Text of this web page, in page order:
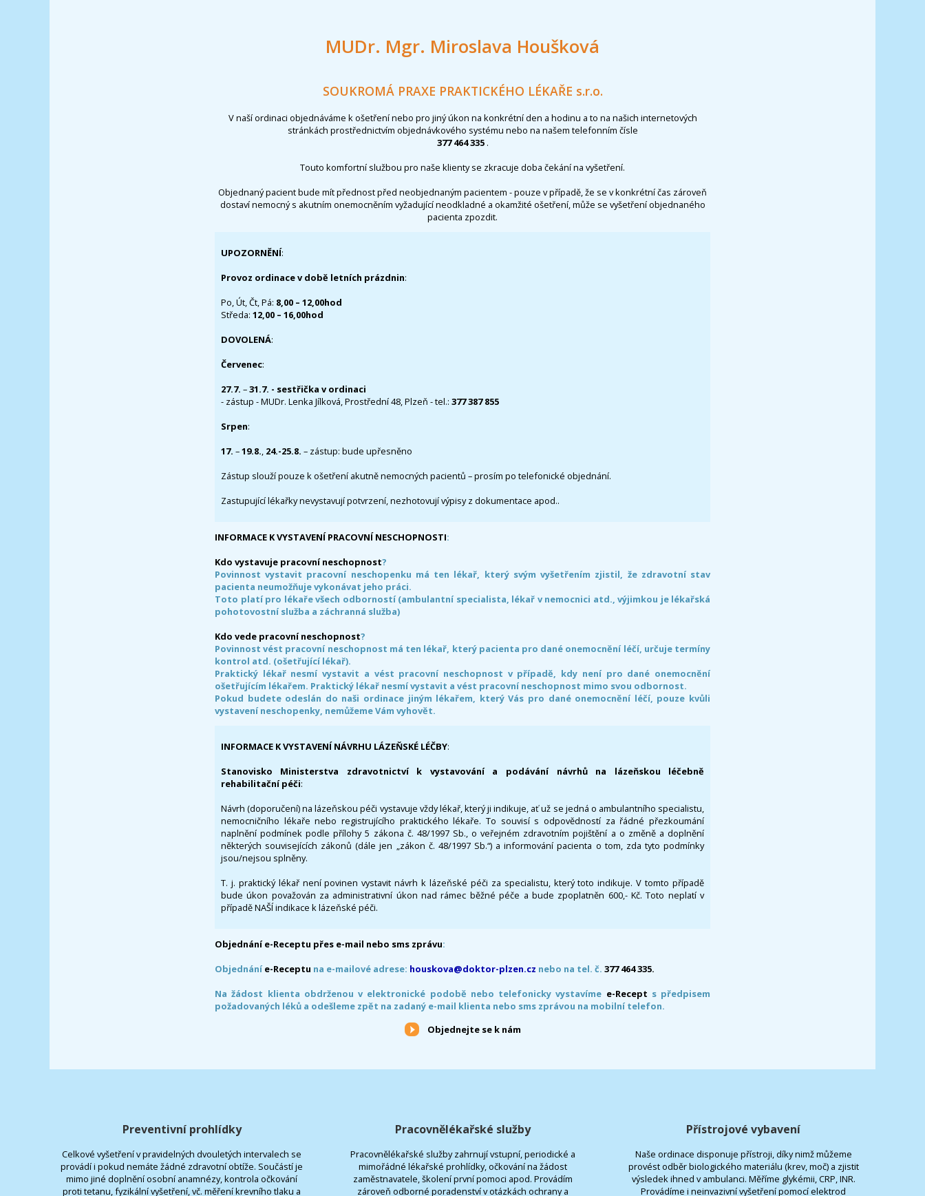
MUDr. Mgr. Miroslava Houšková
SOUKROMÁ PRAXE PRAKTICKÉHO LÉKAŘE s.r.o.
V naší ordinaci objednáváme k ošetření nebo pro jiný úkon na konkrétní den a hodinu a to na našich internetových
stránkách prostřednictvím objednávkového systému nebo na našem telefonním čísle
377 464 335 .
Touto komfortní službou pro naše klienty se zkracuje doba čekání na vyšetření.
Objednaný pacient bude mít přednost před neobjednaným pacientem - pouze v případě, že se v konkrétní čas zároveň
dostaví nemocný s akutním onemocněním vyžadující neodkladné a okamžité ošetření, může se vyšetření objednaného
pacienta zpozdit.
UPOZORNĚNÍ:
Provoz ordinace v době letních prázdnin:
Po, Út, Čt, Pá: 8,00 – 12,00hod
Středa: 12,00 – 16,00hod
DOVOLENÁ:
Červenec:
27.7. –31.7. - sestřička v ordinaci
- zástup - MUDr. Lenka Jílková, Prostřední 48, Plzeň - tel.: 377 387 855
Srpen:
17. –19.8., 24.-25.8. – zástup: bude upřesněno
Zástup slouží pouze k ošetření akutně nemocných pacientů – prosím po telefonické objednání.
Zastupující lékařky nevystavují potvrzení, nezhotovují výpisy z dokumentace apod..
INFORMACE K VYSTAVENÍ PRACOVNÍ NESCHOPNOSTI:
Kdo vystavuje pracovní neschopnost?
Povinnost vystavit pracovní neschopenku má ten lékař, který svým vyšetřením zjistil, že zdravotní stav
pacienta neumožňuje vykonávat jeho práci.
Toto platí pro lékaře všech odborností (ambulantní specialista, lékař v nemocnici atd., výjimkou je lékařská
pohotovostní služba a záchranná služba)
Kdo vede pracovní neschopnost?
Povinnost vést pracovní neschopnost má ten lékař, který pacienta pro dané onemocnění léčí, určuje termíny
kontrol atd. (ošetřující lékař).
Praktický lékař nesmí vystavit a vést pracovní neschopnost v případě, kdy není pro dané onemocnění
ošetřujícím lékařem. Praktický lékař nesmí vystavit a vést pracovní neschopnost mimo svou odbornost.
Pokud budete odeslán do naši ordinace jiným lékařem, který Vás pro dané onemocnění léčí, pouze kvůli
vystavení neschopenky, nemůžeme Vám vyhovět.
INFORMACE K VYSTAVENÍ NÁVRHU LÁZEŇSKÉ LÉČBY:
Stanovisko Ministerstva zdravotnictví k vystavování a podávání návrhů na lázeňskou léčebně
rehabilitační péči:
Návrh (doporučení) na lázeňskou péči vystavuje vždy lékař, který ji indikuje, ať už se jedná o ambulantního specialistu,
nemocničního lékaře nebo registrujícího praktického lékaře. To souvisí s odpovědností za řádné přezkoumání
naplnění podmínek podle přílohy 5 zákona č. 48/1997 Sb., o veřejném zdravotním pojištění a o změně a doplnění
některých souvisejících zákonů (dále jen „zákon č. 48/1997 Sb.“) a informování pacienta o tom, zda tyto podmínky
jsou/nejsou splněny.
T. j. praktický lékař není povinen vystavit návrh k lázeňské péči za specialistu, který toto indikuje. V tomto případě
bude úkon považován za administrativní úkon nad rámec běžné péče a bude zpoplatněn 600,- Kč. Toto neplatí v
případě NAŠÍ indikace k lázeňské péči.
Objednání e-Receptu přes e-mail nebo sms zprávu:
Objednáníe-Receptu na e-mailové adrese: houskova@doktor-plzen.cz nebo na tel. č. 377 464 335.
Na žádost klienta obdrženou v elektronické podobě nebo telefonicky vystavíme e-Recept s předpisem
požadovaných léků a odešleme zpět na zadaný e-mail klienta nebo sms zprávou na mobilní telefon.
Objednejte se k nám
Preventivní prohlídky
Celkové vyšetření v pravidelných dvouletých intervalech se
provádí i pokud nemáte žádné zdravotní obtíže. Součástí je
mimo jiné doplnění osobní anamnézy, kontrola očkování
proti tetanu, fyzikální vyšetření, vč. měření krevního tlaku a
Pracovnělékařské služby
Pracovnělékařské služby zahrnují vstupní, periodické a
mimořádné lékařské prohlídky, očkování na žádost
zaměstnavatele, školení první pomoci apod. Provádím
zároveň odborné poradenství v otázkách ochrany a
Přístrojové vybavení
Naše ordinace disponuje přístroji, díky nimž můžeme
provést odběr biologického materiálu (krev, moč) a zjistit
výsledek ihned v ambulanci. Měříme glykémii, CRP, INR.
Provádíme i neinvazivní vyšetření pomocí elektrod